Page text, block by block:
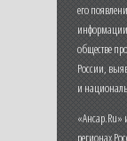
его
обществе
России,
и
«Ансар.Ru»
регионах